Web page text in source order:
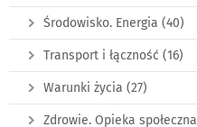
Środowisko. Energia (40)
Transport i łączność (16)
Warunki życia (27)
Zdrowie. Opieka społeczna